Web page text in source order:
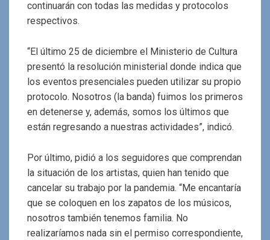
continuarán con todas las medidas y protocolos
respectivos.
“El último 25 de diciembre el Ministerio de Cultura
presentó la resolución ministerial donde indica que
los eventos presenciales pueden utilizar su propio
protocolo. Nosotros (la banda) fuimos los primeros
en detenerse y, además, somos los últimos que
están regresando a nuestras actividades”, indicó.
Por último, pidió a los seguidores que comprendan
la situación de los artistas, quien han tenido que
cancelar su trabajo por la pandemia. “Me encantaría
que se coloquen en los zapatos de los músicos,
nosotros también tenemos familia. No
realizaríamos nada sin el permiso correspondiente,